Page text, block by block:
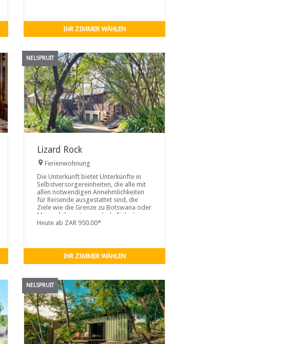
IHR ZIMMER WÄHLEN
NELSPRUIT
Lizard Rock
Ferienwohnung
Die Unterkunft bietet Unterkünfte in
Selbstversorgereinheiten, die alle mit
allen notwendigen Annehmlichkeiten
für Reisende ausgestattet sind, die
Ziele wie die Grenze zu Botswana oder
Mosambik ansteuern. Jede Einheit
verfügt über ein Doppelbett und ein
Fernseher
Heute ab ZAR 950.00*
IHR ZIMMER WÄHLEN
NELSPRUIT